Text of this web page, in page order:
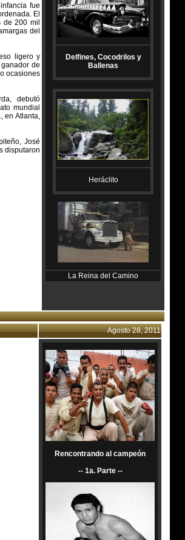
fue
El
200 mil
del
ligero y
de
ocasiones
debutó
mundial
en Atlanta,
José
disputaron
Delfines, Cocodrilos y
Ballenas
Heráclito
La Reina del Camino
Agosto 28, 2011
Rencontrando al campeón
-- 1a. Parte --